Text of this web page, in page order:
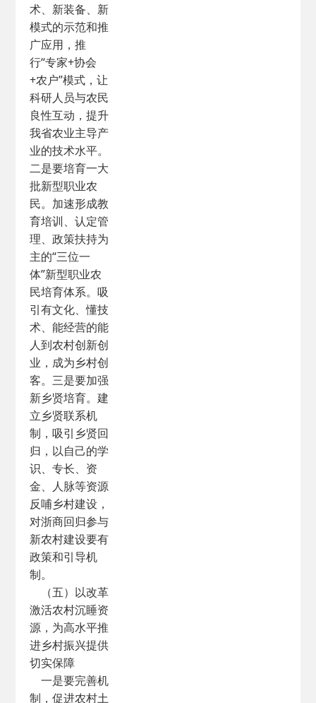
术、新装备、新
模式的示范和推
广应用，推
行“专家+协会
+农户”模式，让
科研人员与农民
良性互动，提升
我省农业主导产
业的技术水平。
二是要培育一大
批新型职业农
民。加速形成教
育培训、认定管
理、政策扶持为
主的“三位一
体”新型职业农
民培育体系。吸
引有文化、懂技
术、能经营的能
人到农村创新创
业，成为乡村创
客。三是要加强
新乡贤培育。建
立乡贤联系机
制，吸引乡贤回
归，以自己的学
识、专长、资
金、人脉等资源
反哺乡村建设，
对浙商回归参与
新农村建设要有
政策和引导机
制。
（五）以改革
激活农村沉睡资
源，为高水平推
进乡村振兴提供
切实保障
一是要完善机
制，促进农村土